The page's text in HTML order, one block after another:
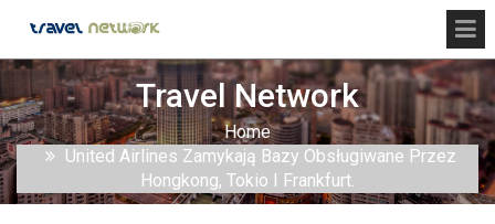
Travel Network
Home
United Airlines Zamykają Bazy Obsługiwane Przez
Hongkong, Tokio I Frankfurt.